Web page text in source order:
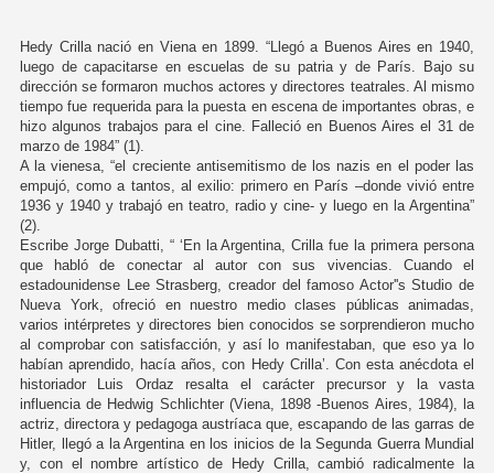
Hedy Crilla nació en Viena en 1899. “Llegó a Buenos Aires en 1940,
luego de capacitarse en escuelas de su patria y de París. Bajo su
dirección se formaron muchos actores y directores teatrales. Al mismo
tiempo fue requerida para la puesta en escena de importantes obras, e
hizo algunos trabajos para el cine. Falleció en Buenos Aires el 31 de
marzo de 1984” (1).
A la vienesa, “el creciente antisemitismo de los nazis en el poder las
empujó, como a tantos, al exilio: primero en París –donde vivió entre
1936 y 1940 y trabajó en teatro, radio y cine- y luego en la Argentina”
(2).
Escribe Jorge Dubatti, “ ‘En la Argentina, Crilla fue la primera persona
que habló de conectar al autor con sus vivencias. Cuando el
estadounidense Lee Strasberg, creador del famoso Actor''s Studio de
Nueva York, ofreció en nuestro medio clases públicas animadas,
varios intérpretes y directores bien conocidos se sorprendieron mucho
al comprobar con satisfacción, y así lo manifestaban, que eso ya lo
habían aprendido, hacía años, con Hedy Crilla’. Con esta anécdota el
historiador Luis Ordaz resalta el carácter precursor y la vasta
influencia de Hedwig Schlichter (Viena, 1898 -Buenos Aires, 1984), la
actriz, directora y pedagoga austríaca que, escapando de las garras de
Hitler, llegó a la Argentina en los inicios de la Segunda Guerra Mundial
y, con el nombre artístico de Hedy Crilla, cambió radicalmente la